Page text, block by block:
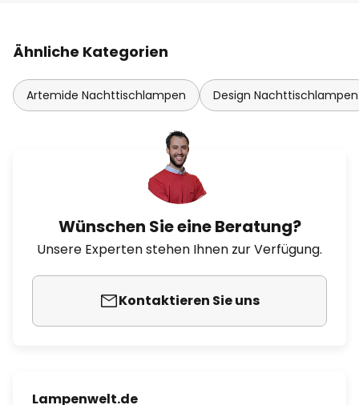
Ähnliche Kategorien
Artemide Nachttischlampen Design Nachttischlampen
Wünschen Sie eine Beratung?
Unsere Experten stehen Ihnen zur Verfügung.
Kontaktieren Sie uns
Lampenwelt.de